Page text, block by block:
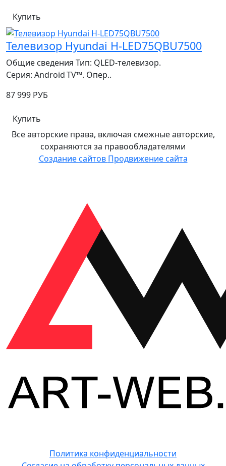
Купить
Телевизор Hyundai H-LED75QBU7500
Общие сведения Тип: QLED‑телевизор.
Серия: Android TV™. Опер..
87 999 РУБ
Купить
Все авторские права, включая смежные авторские,
сохраняются за правообладателями
Создание сайтов Продвижение сайта
Политика конфиденциальности